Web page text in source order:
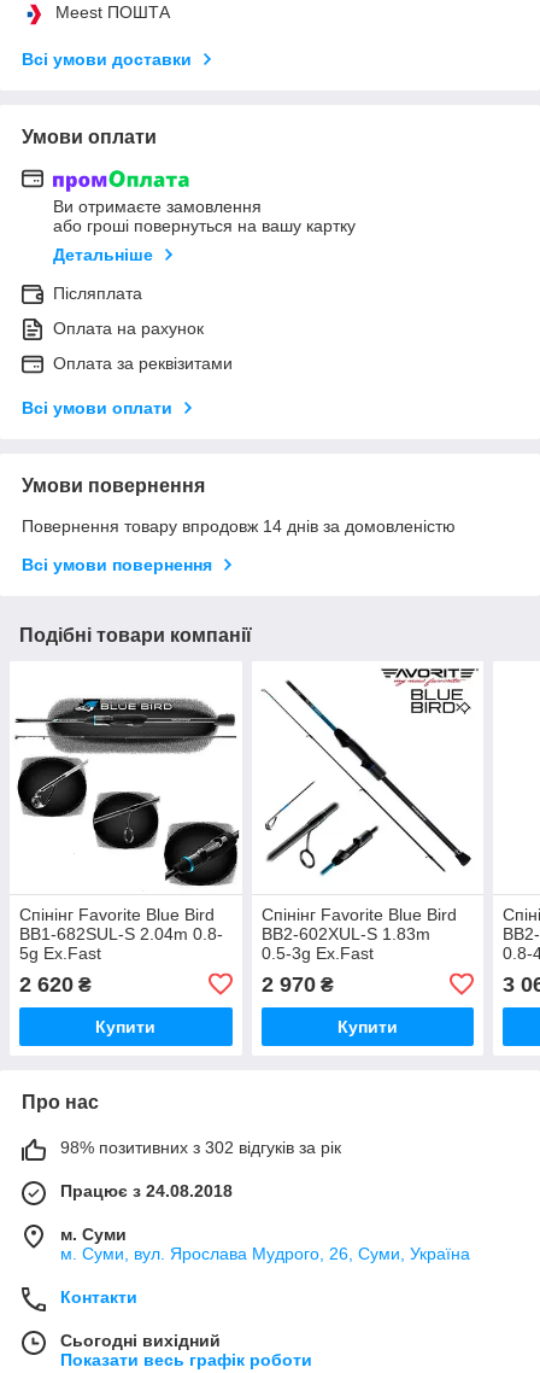
Meest ПОШТА
Всі умови доставки
Умови оплати
Ви отримаєте замовлення
або гроші повернуться на вашу картку
Детальніше
Післяплата
Оплата на рахунок
Оплата за реквізитами
Всі умови оплати
Умови повернення
Повернення товару впродовж 14 днів за домовленістю
Всі умови повернення
Подібні товари компанії
Спінінг Favorite Blue Bird
BB1-682SUL-S 2.04m 0.8-
5g Ex.Fast
2 620 ₴
Купити
Спінінг Favorite Blue Bird
BB2‑602XUL‑S 1.83m
0.5‑3g Ex.Fast
2 970₴
Купити
3
Про нас
98% позитивних з 302 відгуків за рік
Працює з 24.08.2018
м. Суми
м. Суми, вул. Ярослава Мудрого, 26, Суми, Україна
Контакти
Сьогодні вихідний
Показати весь графік роботи